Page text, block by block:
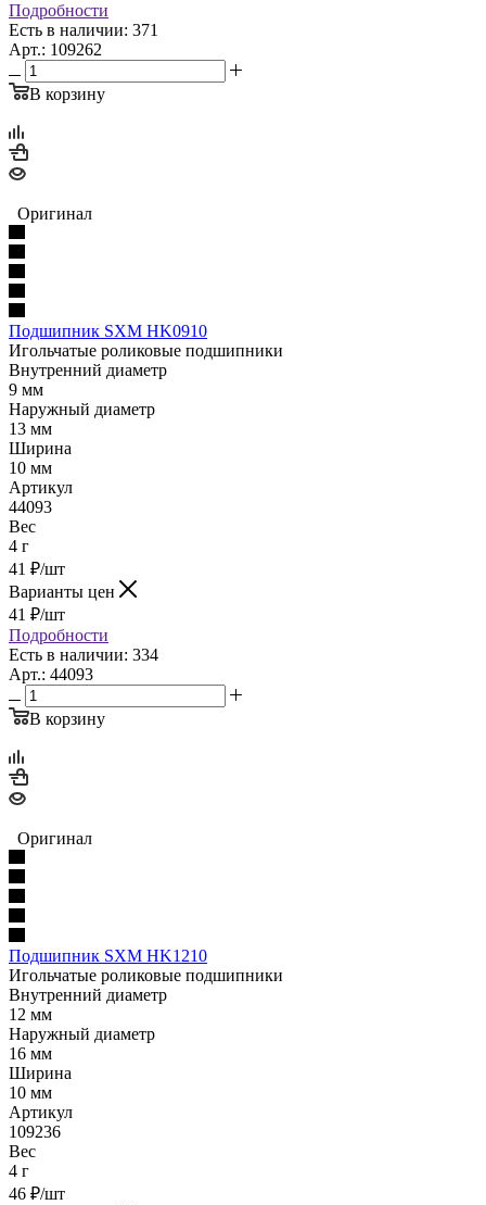
Подробности
Есть в наличии: 371
Арт.: 109262
В корзину
Оригинал
Подшипник SXM HK0910
Игольчатые роликовые подшипники
Внутренний диаметр
9 мм
Наружный диаметр
13 мм
Ширина
10 мм
Артикул
44093
Вес
4 г
41 ₽/шт
Варианты цен
41 ₽/шт
Подробности
Есть в наличии: 334
Арт.: 44093
В корзину
Оригинал
Подшипник SXM HK1210
Игольчатые роликовые подшипники
Внутренний диаметр
12 мм
Наружный диаметр
16 мм
Ширина
10 мм
Артикул
109236
Вес
4 г
46 ₽/шт